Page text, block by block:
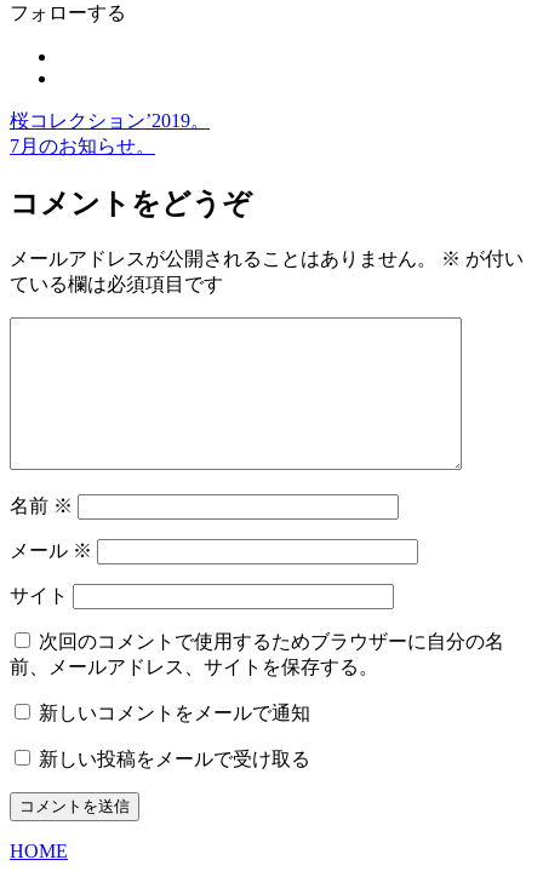
フォローする
桜コレクション’2019。
7月のお知らせ。
コメントをどうぞ
メールアドレスが公開されることはありません。 ※ が付い
ている欄は必須項目です
名前 ※
メール ※
サイト
次回のコメントで使用するためブラウザーに自分の名
前、メールアドレス、サイトを保存する。
新しいコメントをメールで通知
新しい投稿をメールで受け取る
HOME